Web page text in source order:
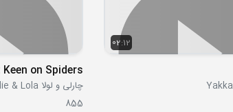
02:12
چارلی و لولا Charlie & Lola
855